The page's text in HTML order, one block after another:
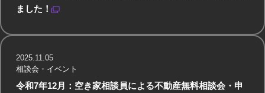
ました！
令和7年12月：空き家相談員による不動産無料相談会・申
2025.11.05
相談会・イベント